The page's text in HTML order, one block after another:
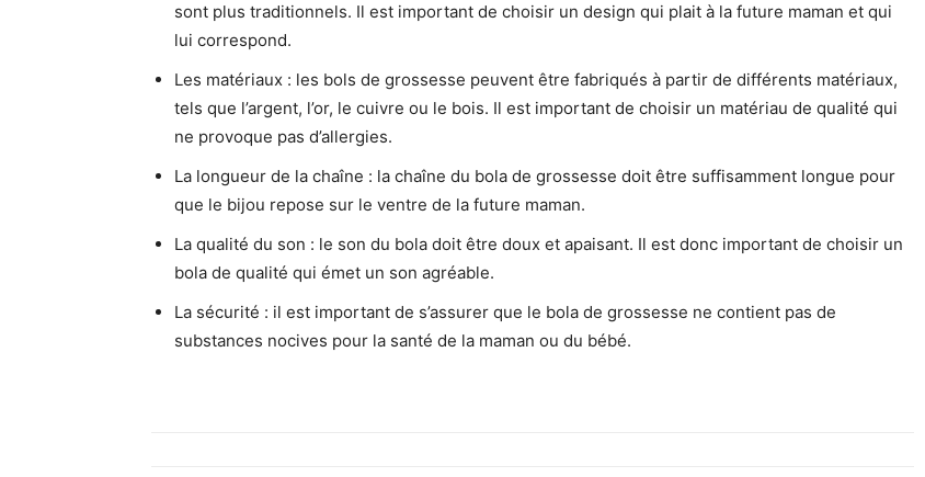
sont plus traditionnels. Il est important de choisir un design qui plait à la future maman et qui
lui correspond.
Les matériaux : les bols de grossesse peuvent être fabriqués à partir de différents matériaux,
tels que l’argent, l’or, le cuivre ou le bois. Il est important de choisir un matériau de qualité qui
ne provoque pas d’allergies.
La longueur de la chaîne : la chaîne du bola de grossesse doit être suffisamment longue pour
que le bijou repose sur le ventre de la future maman.
La qualité du son : le son du bola doit être doux et apaisant. Il est donc important de choisir un
bola de qualité qui émet un son agréable.
La sécurité : il est important de s’assurer que le bola de grossesse ne contient pas de
substances nocives pour la santé de la maman ou du bébé.